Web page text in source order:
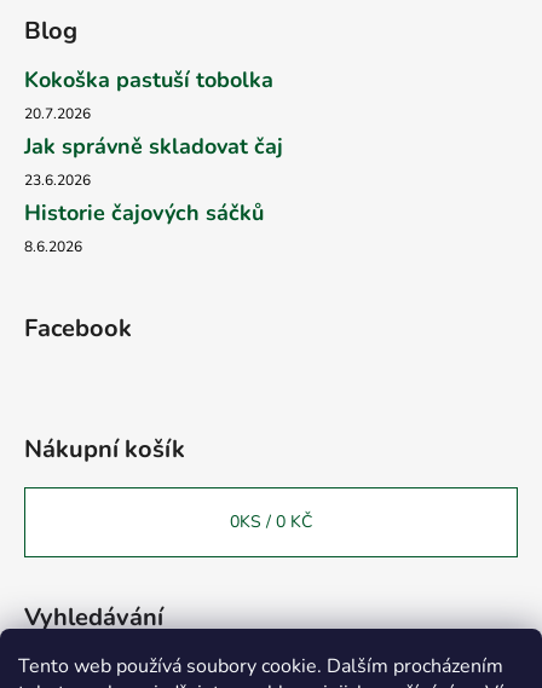
Tento web používá soubory cookie. Dalším procházením
Blog
Kokoška pastuší tobolka
20.7.2026
Jak správně skladovat čaj
23.6.2026
Historie čajových sáčků
8.6.2026
Facebook
Nákupní košík
0KS / 0 KČ
Vyhledávání